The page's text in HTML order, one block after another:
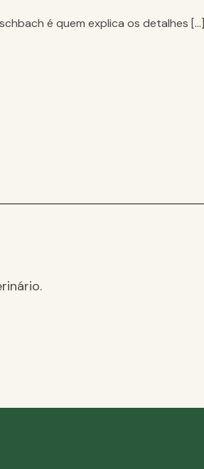
é quem explica os detalhes […]